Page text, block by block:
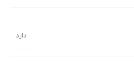
دارد